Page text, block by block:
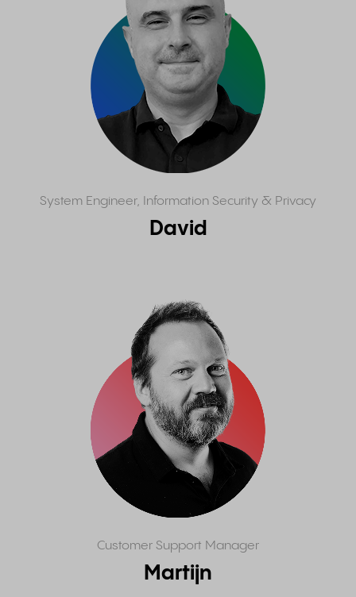
System Engineer, Information Security & Privacy
David
Customer Support Manager
Martijn